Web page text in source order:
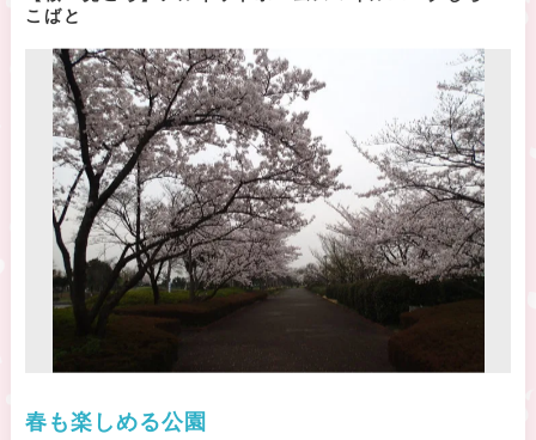
こばと
春も楽しめる公園